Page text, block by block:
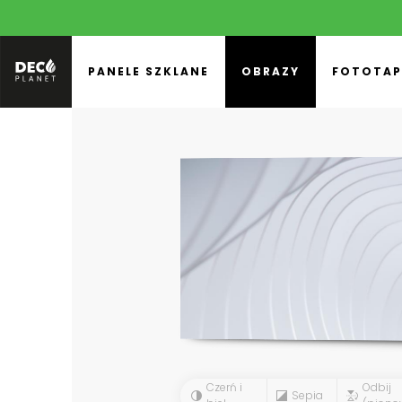
PANELE SZKLANE OBRAZY
Czerń i
Sepia
Odbij